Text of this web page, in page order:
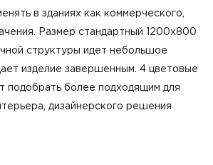
в зданиях как коммерческого,
Размер стандартный 1200х800
структуры идет небольшое
изделие завершенным. 4 цветовые
подобрать более подходящим для
дизайнерского решения